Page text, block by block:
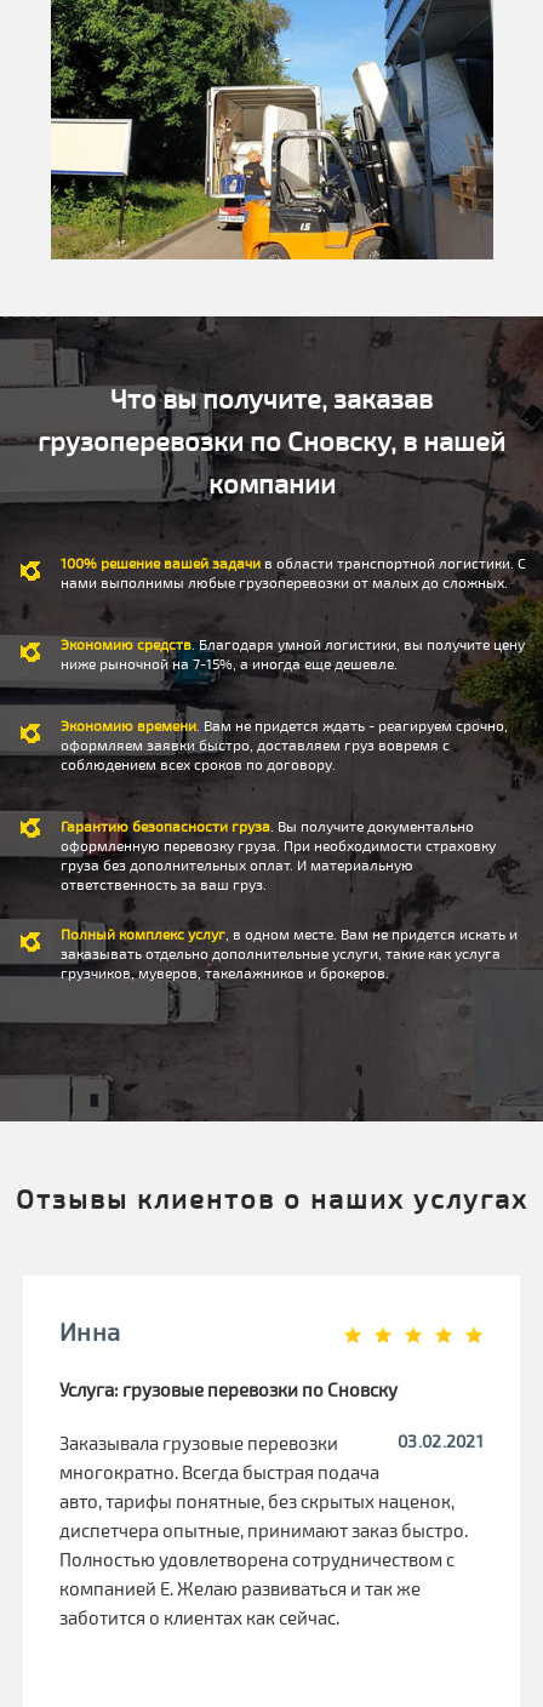
Что вы получите, заказав
грузоперевозки по Сновску, в нашей
компании
100% решение вашей задачи в области транспортной логистики. С
нами выполнимы любые грузоперевозки от малых до сложных.
Экономию средств. Благодаря умной логистики, вы получите цену
ниже рыночной на 7-15%, а иногда еще дешевле.
Экономию времени . Вам не придется ждать - реагируем срочно,
оформляем заявки быстро, доставляем груз вовремя с
соблюдением всех сроков по договору.
Гарантию безопасности груза . Вы получите документально
оформленную перевозку груза. При необходимости страховку
груза без дополнительных оплат. И материальную
ответственность за ваш груз.
Полный комплекс услуг , в одном месте. Вам не придется искать и
заказывать отдельно дополнительные услуги, такие как услуга
грузчиков, муверов, такелажников и брокеров.
Отзывы клиентов о наших услугах
Инна
Услуга: грузовые перевозки по Сновску
03.02.2021
Заказывала грузовые перевозки
многократно. Всегда быстрая подача
авто, тарифы понятные, без скрытых наценок,
диспетчера опытные, принимают заказ быстро.
Полностью удовлетворена сотрудничеством с
компанией Е. Желаю развиваться и так же
заботится о клиентах как сейчас.